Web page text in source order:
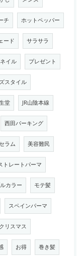
チ ホットペッパー
ード サラサラ
ネイル プレゼント
スタイル
堂 JR山陰本線
西田パーキング
ラム 美容難民
トレートパーマ
カラー モテ髪
スペインパーマ
クリスマス
お得 巻き髪